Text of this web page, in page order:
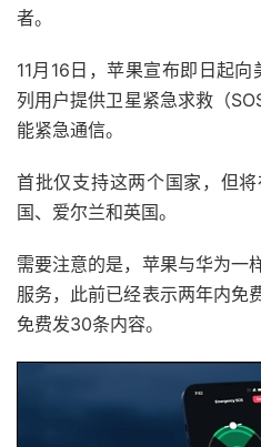
者。
11月16日，苹果宣布即日起
列用户提供卫星紧急求救（
能紧急通信。
首批仅支持这两个国家，但
国、爱尔兰和英国。
需要注意的是，苹果与华为一
服务，此前已经表示两年内免
免费发30条内容。